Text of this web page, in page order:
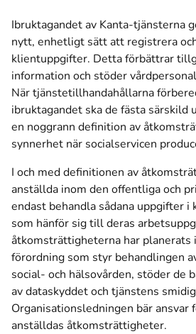
Ibruktagandet av Kanta-tjänsterna
nytt, enhetligt sätt att registrera
klientuppgifter. Detta förbättrar
information och stöder
När tjänstetillhandahållarna
ibruktagandet ska de fästa särskild
en noggrann definition av
synnerhet när socialservicen
I och med definitionen av
anställda inom den offentliga och
endast behandla sådana uppgifter
som hänför sig till deras
åtkomsträttigheterna har planerats
förordning som styr behandlingen
social- och hälsovården, stöder de
av dataskyddet och tjänstens
Organisationsledningen bär ansvar
anställdas åtkomsträttigheter.